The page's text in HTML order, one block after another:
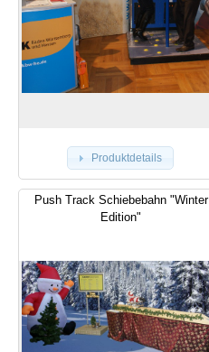
Produktdetails
Push Track Schiebebahn "Winter
Edition"